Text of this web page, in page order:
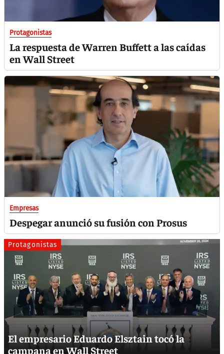
Protagonistas
La respuesta de Warren Buffett a las caídas
en Wall Street
Empresas
Despegar anunció su fusión con Prosus
Protagonistas
El empresario Eduardo Elsztain tocó la
campana en Wall Street